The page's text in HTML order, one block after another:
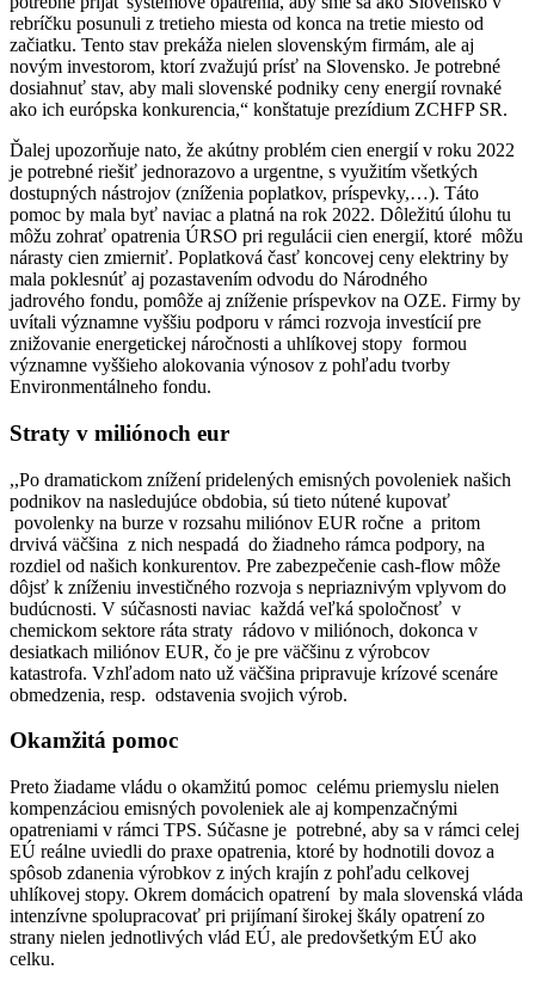
rebríčku posunuli z tretieho miesta od konca na tretie miesto od
začiatku. Tento stav prekáža nielen slovenským firmám, ale aj
novým investorom, ktorí zvažujú prísť na Slovensko. Je potrebné
dosiahnuť stav, aby mali slovenské podniky ceny energií rovnaké
ako ich európska konkurencia,“ konštatuje prezídium ZCHFP SR.
Ďalej upozorňuje nato, že akútny problém cien energií v roku 2022
je potrebné riešiť jednorazovo a urgentne, s využitím všetkých
dostupných nástrojov (zníženia poplatkov, príspevky,…). Táto
pomoc by mala byť naviac a platná na rok 2022. Dôležitú úlohu tu
môžu zohrať opatrenia ÚRSO pri regulácii cien energií, ktoré môžu
nárasty cien zmierniť. Poplatková časť koncovej ceny elektriny by
mala poklesnúť aj pozastavením odvodu do Národného
jadrového fondu, pomôže aj zníženie príspevkov na OZE. Firmy by
uvítali významne vyššiu podporu v rámci rozvoja investícií pre
znižovanie energetickej náročnosti a uhlíkovej stopy formou
významne vyššieho alokovania výnosov z pohľadu tvorby
Environmentálneho fondu.
Straty v miliónoch eur
,,Po dramatickom znížení pridelených emisných povoleniek našich
podnikov na nasledujúce obdobia, sú tieto nútené kupovať
povolenky na burze v rozsahu miliónov EUR ročne a pritom
drvivá väčšina z nich nespadá do žiadneho rámca podpory, na
rozdiel od našich konkurentov. Pre zabezpečenie cash-flow môže
dôjsť k zníženiu investičného rozvoja s nepriaznivým vplyvom do
budúcnosti. V súčasnosti naviac každá veľká spoločnosť v
chemickom sektore ráta straty rádovo v miliónoch, dokonca v
desiatkach miliónov EUR, čo je pre väčšinu z výrobcov
katastrofa. Vzhľadom nato už väčšina pripravuje krízové scenáre
obmedzenia, resp. odstavenia svojich výrob.
Okamžitá pomoc
Preto žiadame vládu o okamžitú pomoc celému priemyslu nielen
kompenzáciou emisných povoleniek ale aj kompenzačnými
opatreniami v rámci TPS. Súčasne je potrebné, aby sa v rámci celej
EÚ reálne uviedli do praxe opatrenia, ktoré by hodnotili dovoz a
spôsob zdanenia výrobkov z iných krajín z pohľadu celkovej
uhlíkovej stopy. Okrem domácich opatrení by mala slovenská vláda
intenzívne spolupracovať pri prijímaní širokej škály opatrení zo
strany nielen jednotlivých vlád EÚ, ale predovšetkým EÚ ako
celku.